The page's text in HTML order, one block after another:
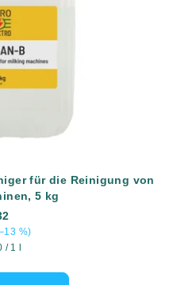
für die Reinigung von
5 kg
%)
1 l